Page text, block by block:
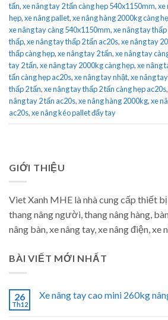
tấn,xe nâng tay 2 tấn càng hẹp 540x1150mm,xe
hẹp,xe nâng pallet,xe nâng hàng 2000kg càng
xe nâng tay càng 540x1150mm,xe nâng tay
thấp,xe nâng tay thấp 2 tấn ac20s,xe nâng tay
thấp càng hẹp,xe nâng tay 2 tấn,xe nâng tay
tay 2 tấn,xe nâng tay 2000kg càng hẹp,xe nâng
tấn càng hẹp ac20s,xe nâng tay nhật,xe nâng
thấp 2 tấn,xe nâng tay thấp 2 tấn càng hẹp ac20s,
nâng tay 2 tấn ac20s,xe nâng hàng 2000kg,xe
ac20s,xe nâng kéo pallet đẩy tay
GIỚI THIỆU
Viet Xanh MHE là nhà cung cấp thiết
thang nâng người, thang nâng hàng,
nâng bàn, xe nâng tay, xe nâng điện, xe
BÀI VIẾT MỚI NHẤT
26
Th12
Xe nâng tay cao mini 260kg